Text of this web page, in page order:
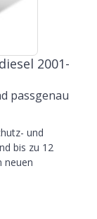
2001-
passgenau
und
bis zu 12
neuen